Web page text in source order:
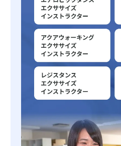
学校説明＆AO入試説明会 開催中！
6/1から始まるAO入学（総合型選抜）エン
高校3年生になったら早めに必要書類や選
学費や気になる学科の特長など個別でし
ご参加いただけます。
ネットエントリーはこちら